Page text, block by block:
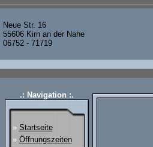
Neue Str. 16
55606 Kirn an der Nahe
06752 - 71719
.: Navigation :.
» Startseite
» Öffnungszeiten